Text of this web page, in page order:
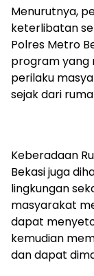
Menurutnya,
keterlibatan
Polres Metro
program yang
perilaku
sejak dari
Keberadaan
Bekasi juga
lingkungan
masyarakat
dapat
kemudian
dan dapat